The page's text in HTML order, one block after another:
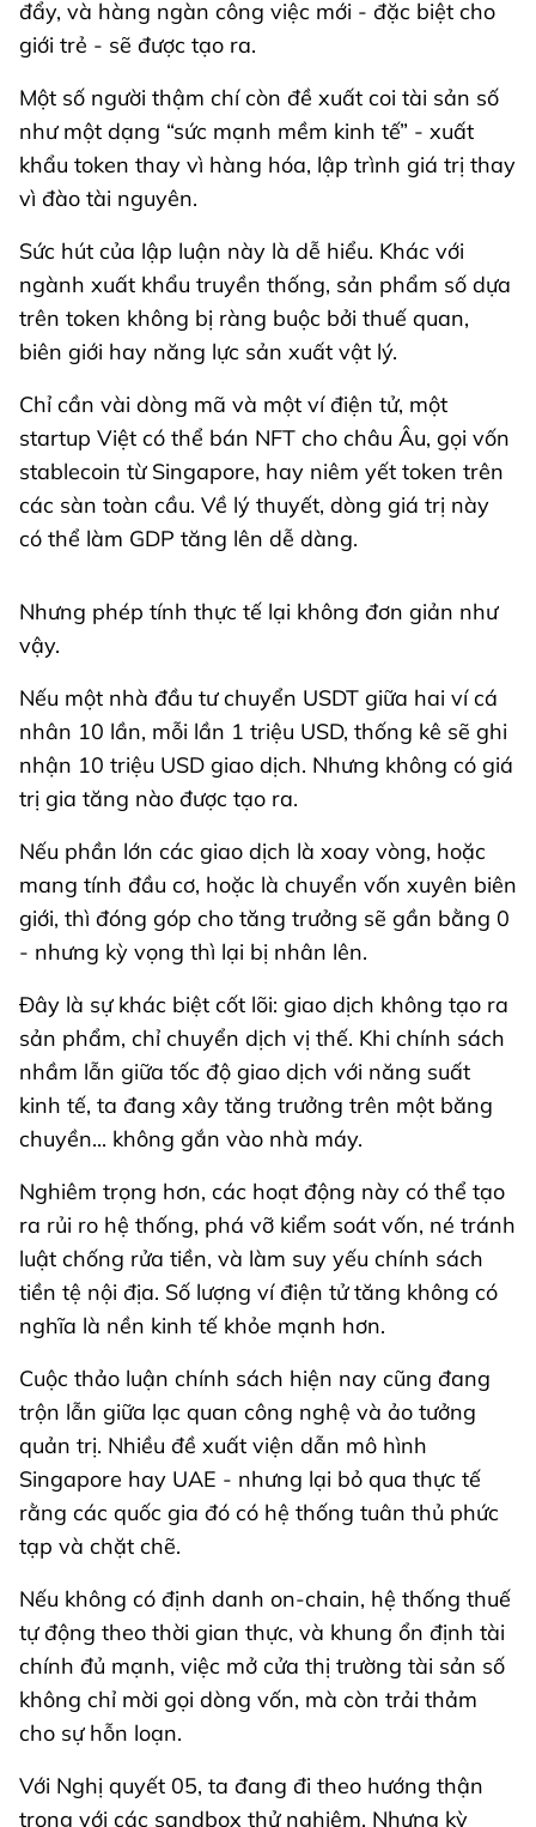
đẩy, và hàng ngàn công việc mới - đặc biệt cho
giới trẻ - sẽ được tạo ra.
Một số người thậm chí còn đề xuất coi tài sản số
như một dạng “sức mạnh mềm kinh tế” - xuất
khẩu token thay vì hàng hóa, lập trình giá trị thay
vì đào tài nguyên.
Sức hút của lập luận này là dễ hiểu. Khác với
ngành xuất khẩu truyền thống, sản phẩm số dựa
trên token không bị ràng buộc bởi thuế quan,
biên giới hay năng lực sản xuất vật lý.
Chỉ cần vài dòng mã và một ví điện tử, một
startup Việt có thể bán NFT cho châu Âu, gọi vốn
stablecoin từ Singapore, hay niêm yết token trên
các sàn toàn cầu. Về lý thuyết, dòng giá trị này
có thể làm GDP tăng lên dễ dàng.
Nhưng phép tính thực tế lại không đơn giản như
vậy.
Nếu một nhà đầu tư chuyển USDT giữa hai ví cá
nhân 10 lần, mỗi lần 1 triệu USD, thống kê sẽ ghi
nhận 10 triệu USD giao dịch. Nhưng không có giá
trị gia tăng nào được tạo ra.
Nếu phần lớn các giao dịch là xoay vòng, hoặc
mang tính đầu cơ, hoặc là chuyển vốn xuyên biên
giới, thì đóng góp cho tăng trưởng sẽ gần bằng 0
- nhưng kỳ vọng thì lại bị nhân lên.
Đây là sự khác biệt cốt lõi: giao dịch không tạo ra
sản phẩm, chỉ chuyển dịch vị thế. Khi chính sách
nhầm lẫn giữa tốc độ giao dịch với năng suất
kinh tế, ta đang xây tăng trưởng trên một băng
chuyền... không gắn vào nhà máy.
Nghiêm trọng hơn, các hoạt động này có thể tạo
ra rủi ro hệ thống, phá vỡ kiểm soát vốn, né tránh
luật chống rửa tiền, và làm suy yếu chính sách
tiền tệ nội địa. Số lượng ví điện tử tăng không có
nghĩa là nền kinh tế khỏe mạnh hơn.
Cuộc thảo luận chính sách hiện nay cũng đang
trộn lẫn giữa lạc quan công nghệ và ảo tưởng
quản trị. Nhiều đề xuất viện dẫn mô hình
Singapore hay UAE - nhưng lại bỏ qua thực tế
rằng các quốc gia đó có hệ thống tuân thủ phức
tạp và chặt chẽ.
Nếu không có định danh on-chain, hệ thống thuế
tự động theo thời gian thực, và khung ổn định tài
chính đủ mạnh, việc mở cửa thị trường tài sản số
không chỉ mời gọi dòng vốn, mà còn trải thảm
cho sự hỗn loạn.
Với Nghị quyết 05, ta đang đi theo hướng thận
trọng với các sandbox thử nghiệm. Nhưng kỳ